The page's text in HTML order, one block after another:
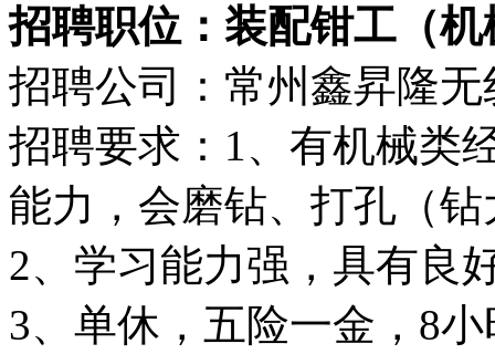
招聘职位：装配钳工（
招聘公司：常州鑫昇隆
招聘要求：1、有机械类
能力，会磨钻、打孔（
2、学习能力强，具有良
3、单休，五险一金，8